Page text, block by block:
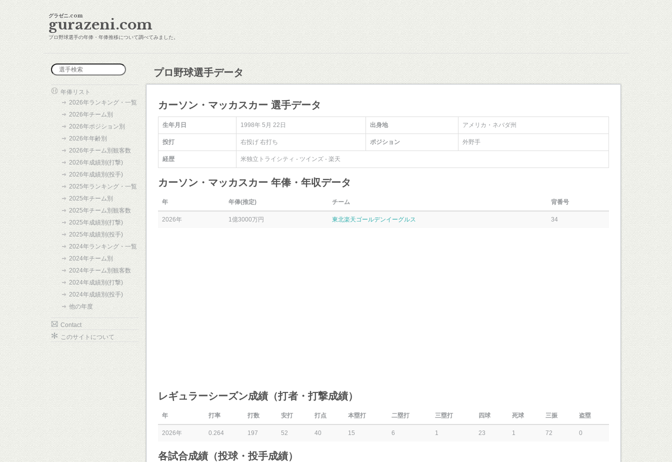
グラゼニ.com
gurazeni.com
プロ野球選手の年俸・年俸推移について調べてみました。
年俸リスト
2026年ランキング・一覧
2026年チーム別
2026年ポジション別
2026年年齢別
2026年チーム別観客数
2026年成績別(打撃)
2026年成績別(投手)
2025年ランキング・一覧
2025年チーム別
2025年チーム別観客数
2025年成績別(打撃)
2025年成績別(投手)
2024年ランキング・一覧
2024年チーム別
2024年チーム別観客数
2024年成績別(打撃)
2024年成績別(投手)
他の年度
Contact
このサイトについて
プロ野球選手データ
カーソン・マッカスカー 選手データ
生年月日 1998年 5月 22日 出身地 アメリカ・ネバダ州
投打 右投げ 右打ち ポジション 外野手
経歴 米独立トライシティ - ツインズ - 楽天
カーソン・マッカスカー 年俸・年収データ
年 年俸(推定) チーム 背番号
2026年 1億3000万円 東北楽天ゴールデンイーグルス 34
レギュラーシーズン成績（打者・打撃成績）
年 打率 打数 安打 打点 本塁打 二塁打 三塁打 四球 死球 三振 盗塁
2026年 0.264 197 52 40 15 6 1 23 1 72 0
各試合成績（投球・投手成績）